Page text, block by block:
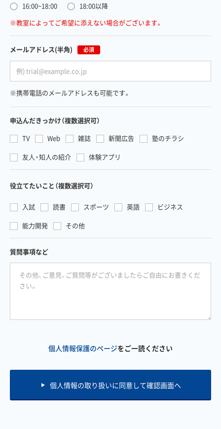
16:00~18:00
18:00以降
※教室によってご希望に添えない場合がございます。
メールアドレス(半角) 必須
※携帯電話のメールアドレスも可能です。
申込んだきっかけ（複数選択可）
TV
Web 雑誌 新聞広告
塾のチラシ
友人・知人の紹介
体験アプリ
役立てたいこと （複数選択可）
入試 読書 スポーツ 英語
ビジネス
能力開発
その他
質問事項など
個人情報保護のページをご一読ください